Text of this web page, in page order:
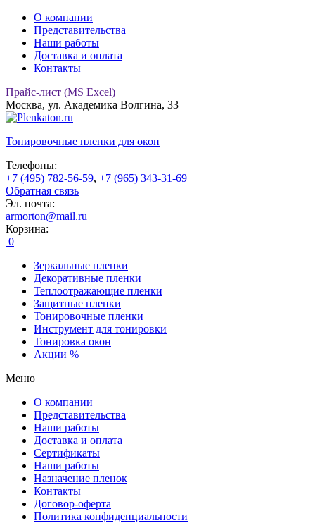
О компании
Представительства
Наши работы
Доставка и оплата
Контакты
Прайс-лист (MS Excel)
Москва, ул. Академика Волгина, 33
Тонировочные пленки для окон
Телефоны:
+7 (495) 782-56-59, +7 (965) 343-31-69
Обратная связь
Эл. почта:
armorton@mail.ru
Корзина:
0
Зеркальные пленки
Декоративные пленки
Теплоотражающие пленки
Защитные пленки
Тонировочные пленки
Инструмент для тонировки
Тонировка окон
Акции %
Меню
О компании
Представительства
Наши работы
Доставка и оплата
Сертификаты
Наши работы
Назначение пленок
Контакты
Договор-оферта
Политика конфиденциальности